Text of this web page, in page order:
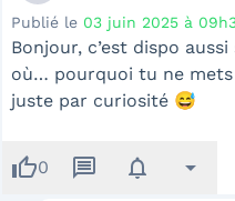
Publié le 03 juin 2025 à
Bonjour, c’est dispo
où… pourquoi tu ne mets
juste par curiosité 😅
thumb_up0 message notifications arrow_drop_down